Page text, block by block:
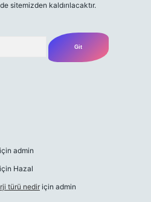
sitemizden kaldırılacaktır.
için admin
için Hazal
türü nedir için admin